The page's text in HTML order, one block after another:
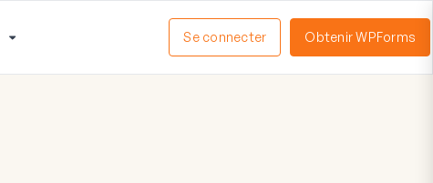
le
Se connecter Obtenir WPForms